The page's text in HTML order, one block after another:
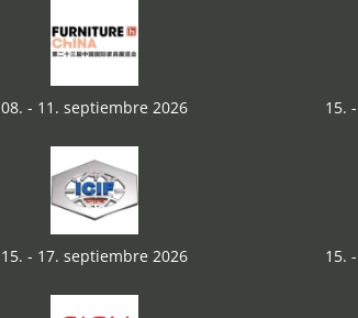
08. - 11. septiembre 2026 15.
15. - 17. septiembre 2026 15.